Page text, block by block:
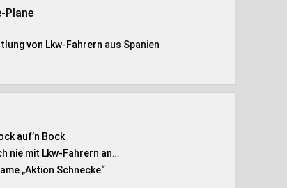
Plane
von Lkw-Fahrern aus Spanien
auf’n Bock
nie mit Lkw-Fahrern an…
„Aktion Schnecke“